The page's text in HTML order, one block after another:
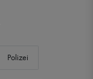
Polizei